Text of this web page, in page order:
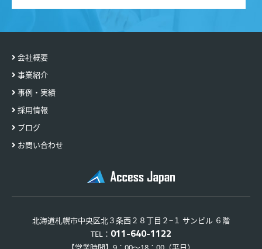
会社概要
事業紹介
事例・実績
採用情報
ブログ
お問い合わせ
北海道札幌市中央区北３条西２８丁目２−１ サンビル ６階
TEL： 011-640-1122